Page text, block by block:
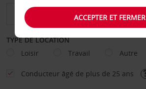
TYPE DE LOCATION
Loisir
Travail Autre
Conducteur âgé de plus de 25 ans
ACCEPTER ET FERMER